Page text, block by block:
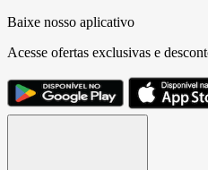
Baixe nosso aplicativo
Acesse ofertas exclusivas e